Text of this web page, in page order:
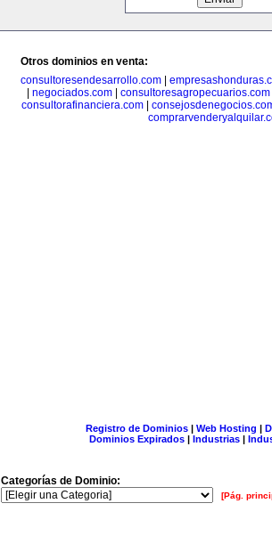
Otros dominios en venta:
consultoresendesarrollo.com
negociados.com consultoresagropecuarios.com
consultorafinanciera.com|
Registro de Dominios| Web Hosting |
Dominios Expirados | Industrias |
Categorías de Dominio:
[Pág.